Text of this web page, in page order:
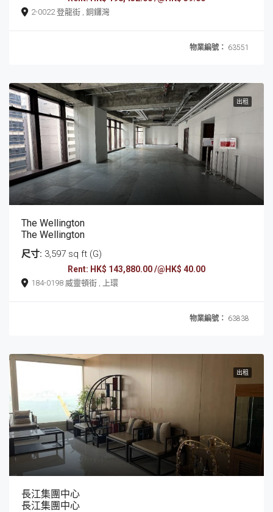
2-0022 登龍街 , 銅鑼灣
物業編號： 63551
出租
The Wellington
The Wellington
尺寸: 3,597 sq ft (G)
Rent: HK$ 143,880.00 /@HK$ 40.00
184-0198 威靈頓街 , 上環
物業編號： 63838
出租
長江集團中心
長江集團中心